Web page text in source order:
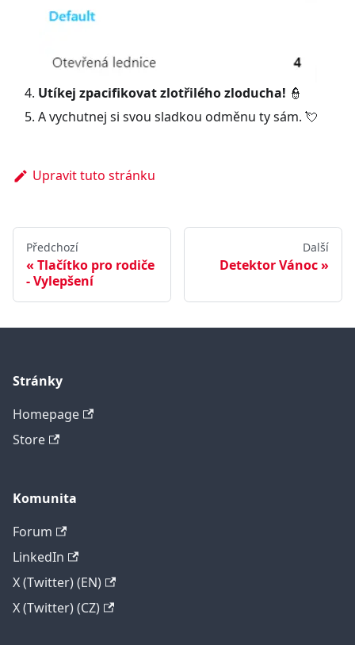
Utíkej zpacifikovat zlotřilého zloducha! 👮
A vychutnej si svou sladkou odměnu ty sám. 💘
Upravit tuto stránku
Předchozí
Tlačítko pro rodiče
- Vylepšení
Další
Detektor Vánoc
Stránky
Homepage
Store
Komunita
Forum
LinkedIn
X (Twitter) (EN)
X (Twitter) (CZ)